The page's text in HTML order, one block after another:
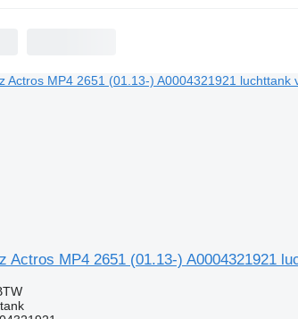
Actros MP4 2651 (01.13-) A0004321921